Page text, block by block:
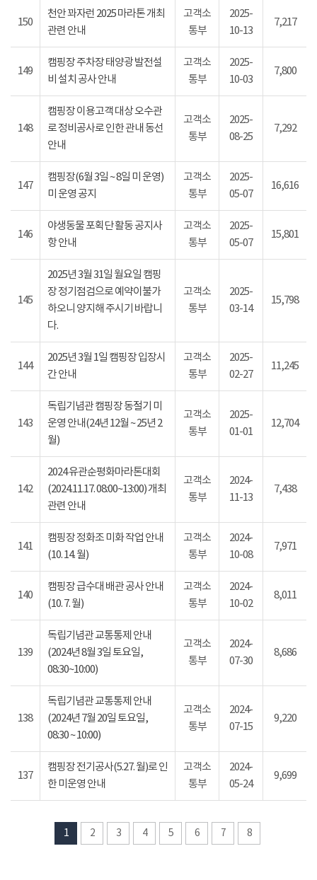
150
천안 꽈자런 2025 마라톤 개최
관련 안내
고객소
통부
2025-
10-13
7,217
149
캠핑장 주차장 태양광 발전설
비 설치 공사 안내
고객소
통부
2025-
10-03
7,800
148
캠핑장 이용고객 대상 오수관
로 정비공사로 인한 관내 동선
안내
고객소
통부
2025-
08-25
7,292
147
캠핑장(6월 3일 ~ 8일 미 운영)
미 운영 공지
고객소
통부
2025-
05-07
16,616
146
야생동물 포획단 활동 공지사
항 안내
고객소
통부
2025-
05-07
15,801
145
2025년 3월 31일 월요일 캠핑
장 정기점검으로 예약이불가
하오니 양지해 주시기 바랍니
다.
고객소
통부
2025-
03-14
15,798
144
2025년 3월 1일 캠핑장 입장시
간 안내
고객소
통부
2025-
02-27
11,245
143
독립기념관 캠핑장 동절기 미
운영 안내(24년 12월 ~ 25년 2
월)
고객소
통부
2025-
01-01
12,704
142
2024 유관순평화마라톤대회
(2024.11.17. 08:00~13:00) 개최
관련 안내
고객소
통부
2024-
11-13
7,438
141
캠핑장 정화조 미화 작업 안내
(10. 14. 월)
고객소
통부
2024-
10-08
7,971
140
캠핑장 급수대 배관 공사 안내
(10. 7. 월)
고객소
통부
2024-
10-02
8,011
139
독립기념관 교통통제 안내
(2024년 8월 3일 토요일,
08:30~10:00)
고객소
통부
2024-
07-30
8,686
138
독립기념관 교통통제 안내
(2024년 7월 20일 토요일,
08:30 ~ 10:00)
고객소
통부
2024-
07-15
9,220
137
캠핑장 전기공사(5.27. 월)로 인
한 미운영 안내
고객소
통부
2024-
05-24
9,699
1 2 3 4 5 6 7 8